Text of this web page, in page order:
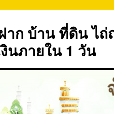
าก บ้าน ที่ดิน ไ
นภายใน 1 วัน